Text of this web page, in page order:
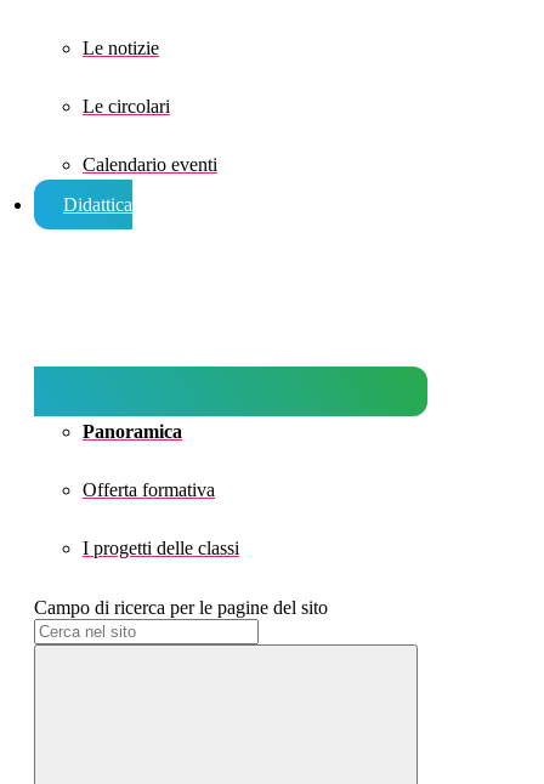
Le notizie
Le circolari
Calendario eventi
Didattica
Panoramica
Offerta formativa
I progetti delle classi
Campo di ricerca per le pagine del sito